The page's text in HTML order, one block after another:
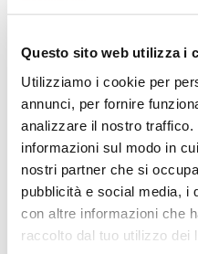
Questo sito web utilizza i
Utilizziamo i cookie per
annunci, per fornire
analizzare il nostro traffico.
informazioni sul modo in
nostri partner che si
pubblicità e social media, i
con altre informazioni che
raccolto dal tuo utilizzo dei
Caratteristiche
Diametro (mm) : 240
Piano/Piegato : Piano
Conf. (unità) : 100
Fogli di carta da filtro per
Realizzati in cellulosa di
di ceneri inferiore allo 0,01%.
Vedi di più
Documentazione